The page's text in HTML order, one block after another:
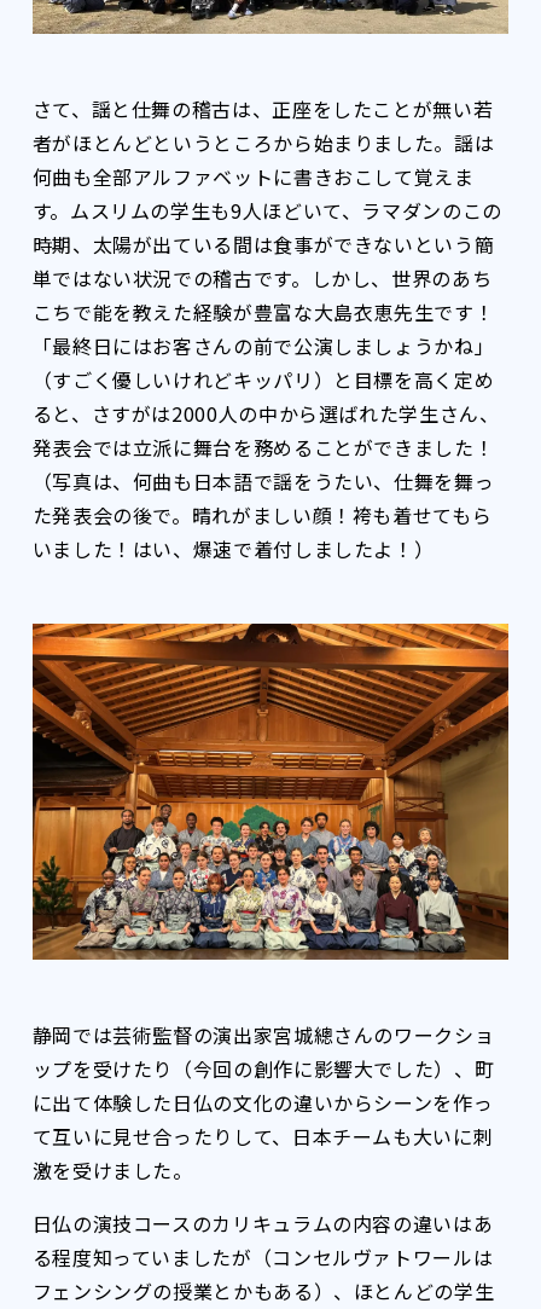
さて、謡と仕舞の稽古は、正座をしたことが無い若
者がほとんどというところから始まりました。謡は
何曲も全部アルファベットに書きおこして覚えま
す。ムスリムの学生も9人ほどいて、ラマダンのこの
時期、太陽が出ている間は食事ができないという簡
単ではない状況での稽古です。しかし、世界のあち
こちで能を教えた経験が豊富な大島衣恵先生です！
「最終日にはお客さんの前で公演しましょうかね」
（すごく優しいけれどキッパリ）と目標を高く定め
ると、さすがは2000人の中から選ばれた学生さん、
発表会では立派に舞台を務めることができました！
（写真は、何曲も日本語で謡をうたい、仕舞を舞っ
た発表会の後で。晴れがましい顔！袴も着せてもら
いました！はい、爆速で着付しましたよ！）
静岡では芸術監督の演出家宮城總さんのワークショ
ップを受けたり（今回の創作に影響大でした）、町
に出て体験した日仏の文化の違いからシーンを作っ
て互いに見せ合ったりして、日本チームも大いに刺
激を受けました。
日仏の演技コースのカリキュラムの内容の違いはあ
る程度知っていましたが（コンセルヴァトワールは
フェンシングの授業とかもある）、ほとんどの学生